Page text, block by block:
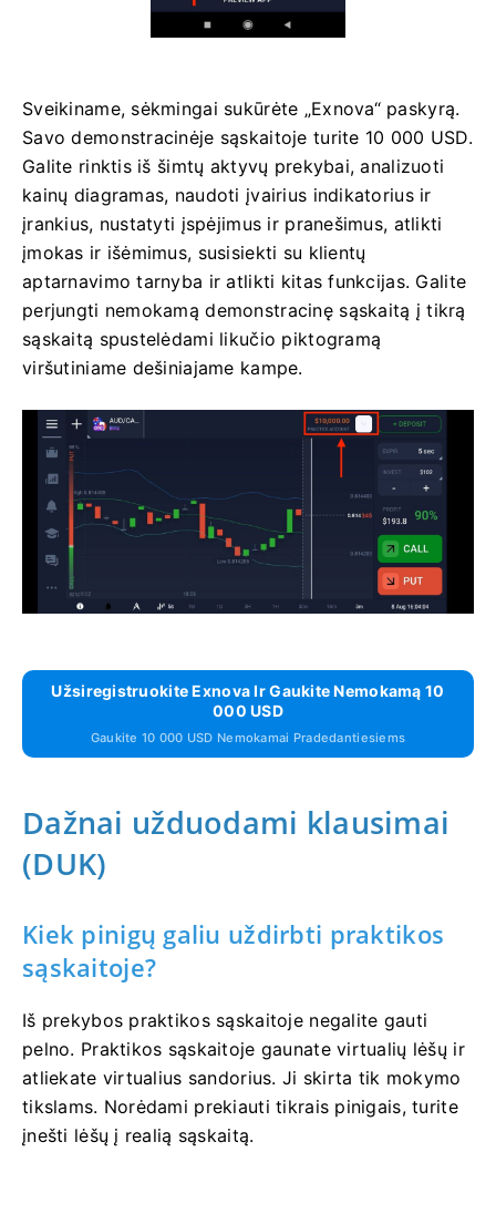
Sveikiname, sėkmingai sukūrėte „Exnova“ paskyrą.
Savo demonstracinėje sąskaitoje turite 10 000 USD.
Galite rinktis iš šimtų aktyvų prekybai, analizuoti
kainų diagramas, naudoti įvairius indikatorius ir
įrankius, nustatyti įspėjimus ir pranešimus, atlikti
įmokas ir išėmimus, susisiekti su klientų
aptarnavimo tarnyba ir atlikti kitas funkcijas. Galite
perjungti nemokamą demonstracinę sąskaitą į tikrą
sąskaitą spustelėdami likučio piktogramą
viršutiniame dešiniajame kampe.
Užsiregistruokite Exnova Ir Gaukite Nemokamą 10
000 USD
Gaukite 10 000 USD Nemokamai Pradedantiesiems
Dažnai užduodami klausimai
(DUK)
Kiek pinigų galiu uždirbti praktikos
sąskaitoje?
Iš prekybos praktikos sąskaitoje negalite gauti
pelno. Praktikos sąskaitoje gaunate virtualių lėšų ir
atliekate virtualius sandorius. Ji skirta tik mokymo
tikslams. Norėdami prekiauti tikrais pinigais, turite
įnešti lėšų į realią sąskaitą.